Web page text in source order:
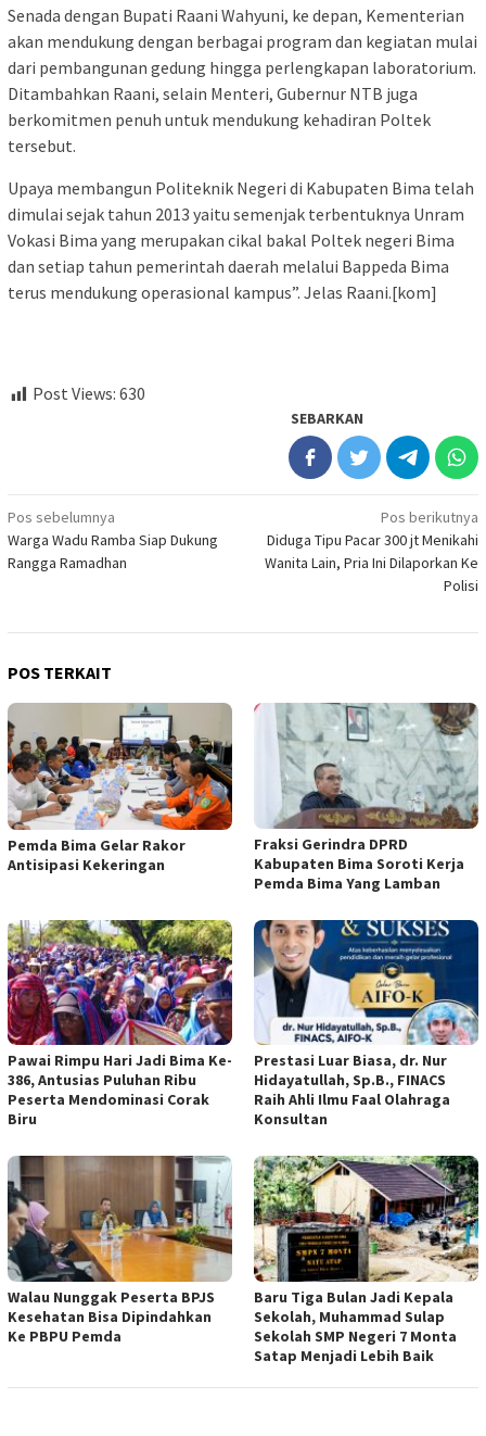
Senada dengan Bupati Raani Wahyuni, ke depan, Kementerian
akan mendukung dengan berbagai program dan kegiatan mulai
dari pembangunan gedung hingga perlengkapan laboratorium.
Ditambahkan Raani, selain Menteri, Gubernur NTB juga
berkomitmen penuh untuk mendukung kehadiran Poltek
tersebut.
Upaya membangun Politeknik Negeri di Kabupaten Bima telah
dimulai sejak tahun 2013 yaitu semenjak terbentuknya Unram
Vokasi Bima yang merupakan cikal bakal Poltek negeri Bima
dan setiap tahun pemerintah daerah melalui Bappeda Bima
terus mendukung operasional kampus”. Jelas Raani.[kom]
Post Views: 630
SEBARKAN
Navigasi
pos
Pos sebelumnya
Warga Wadu Ramba Siap Dukung
Rangga Ramadhan
Pos berikutnya
Diduga Tipu Pacar 300 jt Menikahi
Wanita Lain, Pria Ini Dilaporkan Ke
Polisi
POS TERKAIT
Pemda Bima Gelar Rakor
Antisipasi Kekeringan
Fraksi Gerindra DPRD
Kabupaten Bima Soroti Kerja
Pemda Bima Yang Lamban
Pawai Rimpu Hari Jadi Bima Ke-
386, Antusias Puluhan Ribu
Peserta Mendominasi Corak
Biru
Prestasi Luar Biasa, dr. Nur
Hidayatullah, Sp.B., FINACS
Raih Ahli Ilmu Faal Olahraga
Konsultan
Walau Nunggak Peserta BPJS
Kesehatan Bisa Dipindahkan
Ke PBPU Pemda
Baru Tiga Bulan Jadi Kepala
Sekolah, Muhammad Sulap
Sekolah SMP Negeri 7 Monta
Satap Menjadi Lebih Baik